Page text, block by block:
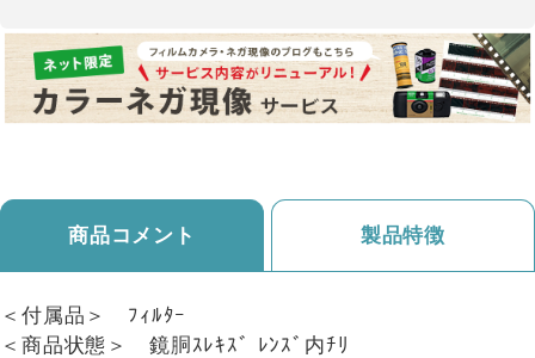
商品コメント 製品特徴
＜付属品＞ ﾌｨﾙﾀｰ
＜商品状態＞ 鏡胴ｽﾚｷｽﾞ ﾚﾝｽﾞ内ﾁﾘ